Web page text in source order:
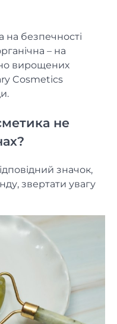
на безпечності
– на
вирощених
Cosmetics
не
значок,
звертати увагу